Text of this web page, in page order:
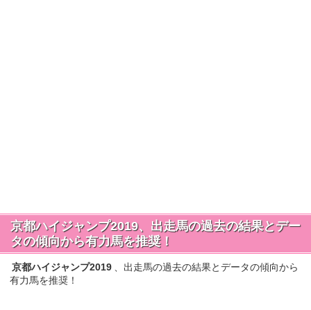
京都ハイジャンプ2019、出走馬の過去の結果とデー
タの傾向から有力馬を推奨！
京都ハイジャンプ2019
、出走馬の過去の結果とデータの傾向から
有力馬を推奨！